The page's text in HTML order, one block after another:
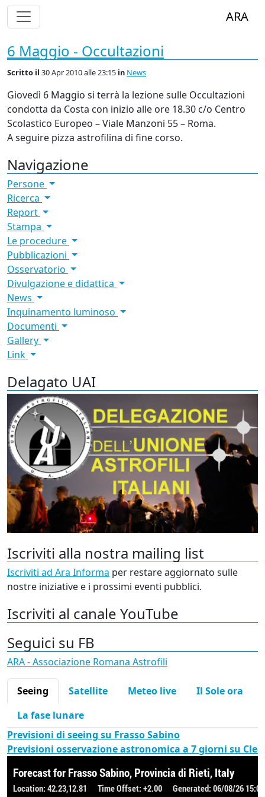
Alterna Visualizzazione Menù ARA
6 Maggio - Occultazioni
Scritto il 30 Apr 2010 alle 23:15 in News
Giovedì 6 Maggio si terrà la lezione sulle Occultazioni
condotta da Costa con inizio alle ore 18.30 c/o Centro
Scolastico Europeo – Viale Manzoni 55 – Roma.
A seguire pizza astrofilina di fine corso.
Navigazione
Persone
Ricerca
Report
Stampa
Le procedure
Pubblicazioni
Osservatorio
Divulgazione e didattica
News
Inquinamento luminoso
Documenti
Gallery
Link
Delagato UAI
Iscriviti alla nostra mailing list
Iscriviti ad Ara Informa per restare aggiornato sulle
nostre iniziative e i prossimi eventi pubblici.
Iscriviti al canale YouTube
Seguici su FB
ARA - Associazione Romana Astrofili
Seeing Satellite Meteo live
Il Sole ora
La fase lunare
Previsioni di seeing su Frasso Sabino
Previsioni osservazione astronomica a 7 giorni su